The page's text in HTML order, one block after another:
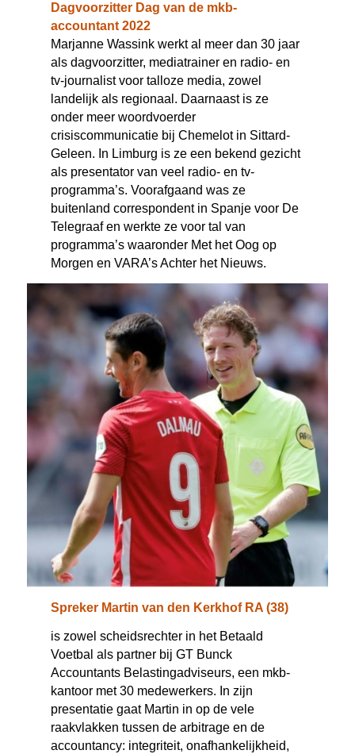
Dagvoorzitter Dag van de mkb-
accountant 2022
Marjanne Wassink werkt al meer dan 30 jaar
als dagvoorzitter, mediatrainer en radio- en
tv-journalist voor talloze media, zowel
landelijk als regionaal. Daarnaast is ze
onder meer woordvoerder
crisiscommunicatie bij Chemelot in Sittard-
Geleen. In Limburg is ze een bekend gezicht
als presentator van veel radio- en tv-
programma’s. Voorafgaand was ze
buitenland correspondent in Spanje voor De
Telegraaf en werkte ze voor tal van
programma’s waaronder Met het Oog op
Morgen en VARA’s Achter het Nieuws.
Spreker Martin van den Kerkhof RA (38)
is zowel scheidsrechter in het Betaald
Voetbal als partner bij GT Bunck
Accountants Belastingadviseurs, een mkb-
kantoor met 30 medewerkers. In zijn
presentatie gaat Martin in op de vele
raakvlakken tussen de arbitrage en de
accountancy: integriteit, onafhankelijkheid,